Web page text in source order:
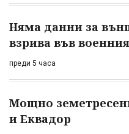
Няма данни за
взрива във
преди 5 часа
Мощно
и Еквадор